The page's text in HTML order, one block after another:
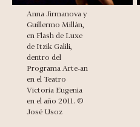
Anna Jirmanova y
Guillermo Millán,
en Flash de Luxe
de Itzik Galili,
dentro del
Programa Arte-an
en el Teatro
Victoria Eugenia
en el año 2011. ©
José Usoz